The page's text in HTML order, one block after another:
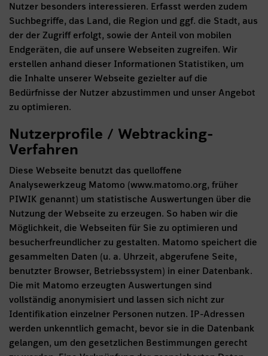
Nutzer besonders interessieren. Erfasst werden zudem
Suchbegriffe, das Land, die Region und ggf. die Stadt, aus
der der Zugriff erfolgt, sowie der Anteil von mobilen
Endgeräten, die auf unsere Webseiten zugreifen. Wir
erstellen anhand dieser Informationen Statistiken, um
die Inhalte unserer Webseite gezielter auf die
Bedürfnisse der Nutzer abzustimmen und unser Angebot
zu optimieren.
Nutzerprofile / Webtracking-
Verfahren
Diese Webseite benutzt das quelloffene
Analysewerkzeug Matomo (www.matomo.org, früher
PIWIK genannt) um statistische Auswertungen über die
Nutzung der Webseite zu erzeugen. So haben wir die
Möglichkeit, die Webseiten für Sie zu optimieren und
besucherfreundlicher zu gestalten. Matomo speichert die
gesammelten Daten (u. a. Uhrzeit, abgerufene Seite,
benutzter Browser, Betriebssystem) in einer Datenbank.
Die mit Matomo erzeugten Auswertungen sind
vollständig anonymisiert und lassen sich nicht zur
Identifikation einzelner Personen nutzen. IP-Adressen
werden unkenntlich gemacht, bevor sie in die Datenbank
gelangen, um den gesetzlichen Bestimmungen gerecht